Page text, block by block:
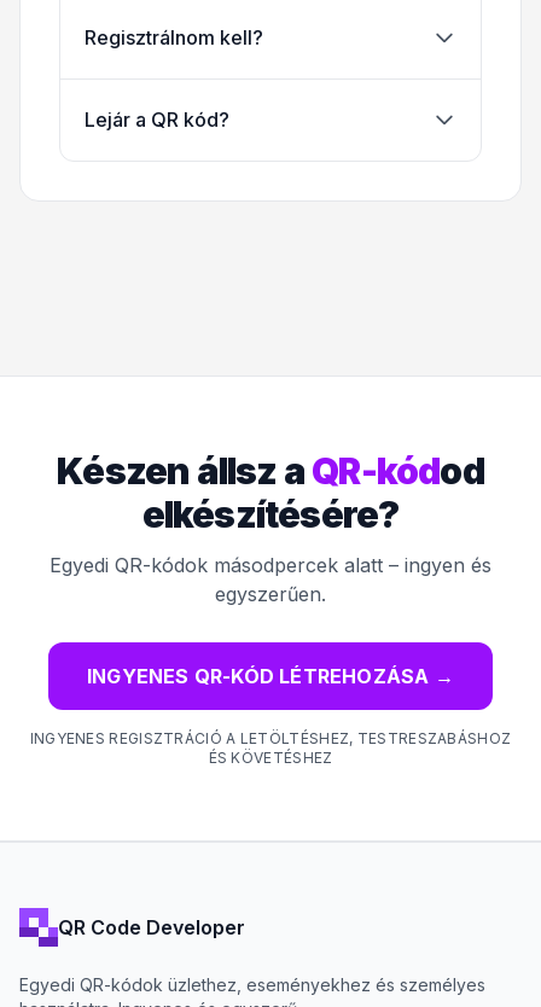
Regisztrálnom kell?
Lejár a QR kód?
Készen állsz aQR-kódod
elkészítésére?
Egyedi QR-kódok másodpercek alatt – ingyen és
egyszerűen.
INGYENES QR-KÓD LÉTREHOZÁSA →
INGYENES REGISZTRÁCIÓ A LETÖLTÉSHEZ, TESTRESZABÁSHOZ
ÉS KÖVETÉSHEZ
QR Code Developer
Egyedi QR-kódok üzlethez, eseményekhez és személyes